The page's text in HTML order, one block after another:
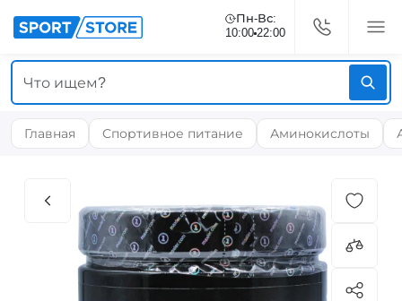
Пн-Вс:
10:00 22:00
Главная Спортивное питание Аминокислоты